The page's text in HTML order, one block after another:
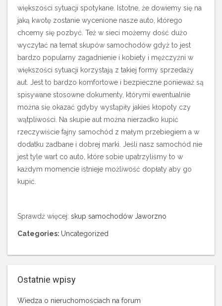
większości sytuacji spotykane. Istotne, że dowiemy się na
jaką kwotę zostanie wycenione nasze auto, którego
chcemy się pozbyć. Też w sieci możemy dość dużo
wyczytać na temat skupów samochodów gdyż to jest
bardzo popularny zagadnienie i kobiety i mężczyźni w
większości sytuacji korzystają z takiej formy sprzedaży
aut. Jest to bardzo komfortowe i bezpieczne ponieważ są
spisywane stosowne dokumenty, którymi ewentualnie
można się okazać gdyby wystąpiły jakieś kłopoty czy
wątpliwości. Na skupie aut można nierzadko kupić
rzeczywiście fajny samochód z małym przebiegiem a w
dodatku zadbane i dobrej marki. Jeśli nasz samochód nie
jest tyle wart co auto, które sobie upatrzyliśmy to w
każdym momencie istnieje możliwość dopłaty aby go
kupić.
Sprawdź więcej: skup samochodów Jaworzno
Categories: Uncategorized
Ostatnie wpisy
Wiedza o nieruchomościach na forum